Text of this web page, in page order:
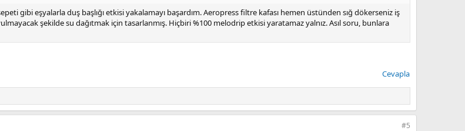
gibi eşyalarla duş başlığı etkisi yakalamayı başardım. Aeropress filtre kafası hemen üstünden sığ dökerseniz iş
şekilde su dağıtmak için tasarlanmış. Hiçbiri %100 melodrip etkisi yaratamaz yalnız. Asıl soru, bunlara
Cevapla
#5